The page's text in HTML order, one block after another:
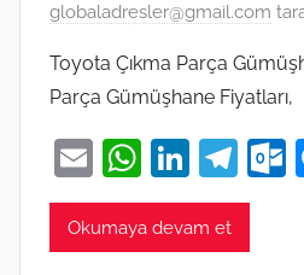
globaladresler@gmail.com
Toyota Çıkma Parça
Parça Gümüşhane Fiyatları,
E
m
ai
W
h
at
Li
n
k
T
el
Okumaya devam et